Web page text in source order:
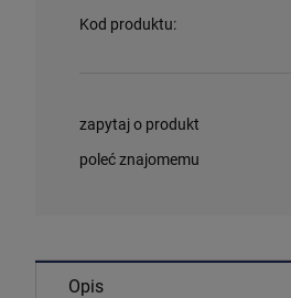
Kod produktu:
zapytaj o produkt
poleć znajomemu
Opis